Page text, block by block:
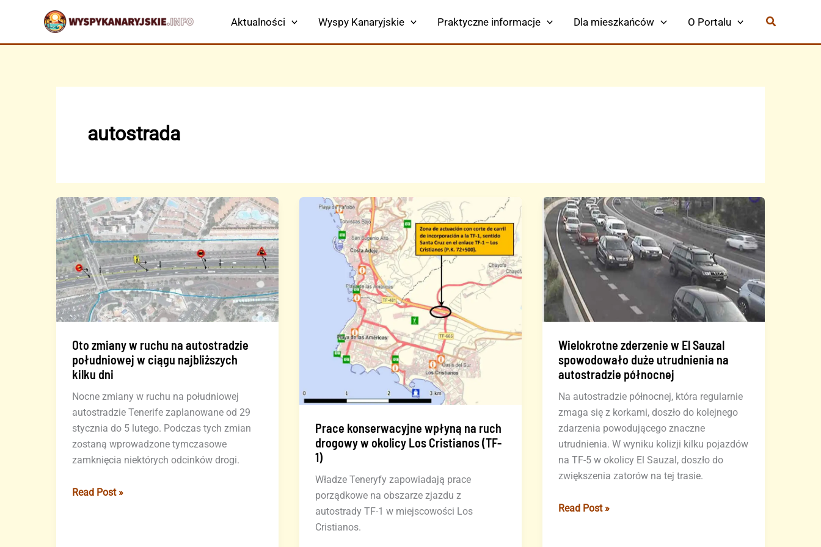
treści
Aktualności Wyspy Kanaryjskie Praktyczne informacje Dla mieszkańców O Portalu
autostrada
Oto zmiany w ruchu na autostradzie
południowej w ciągu najbliższych
kilku dni
Nocne zmiany w ruchu na południowej
autostradzie Tenerife zaplanowane od 29
stycznia do 5 lutego. Podczas tych zmian
zostaną wprowadzone tymczasowe
zamknięcia niektórych odcinków drogi.
Oto
Read Post »
Prace konserwacyjne wpłyną na ruch
drogowy w okolicy Los Cristianos (TF-
1)
Władze Teneryfy zapowiadają prace
porządkowe na obszarze zjazdu z
autostrady TF-1 w miejscowości Los
Cristianos.
Wielokrotne zderzenie w El Sauzal
spowodowało duże utrudnienia na
autostradzie północnej
Na autostradzie północnej, która regularnie
zmaga się z korkami, doszło do kolejnego
zdarzenia powodującego znaczne
utrudnienia. W wyniku kolizji kilku pojazdów
na TF-5 w okolicy El Sauzal, doszło do
zwiększenia zatorów na tej trasie.
Wielokrotne
Read Post »